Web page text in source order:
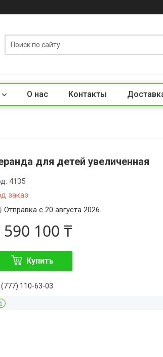
О нас Контакты
для детей увеличенная
заказ
4135
Отправка с 20 августа 2026
590 100 ₸
Купить
(777) 110-63-03